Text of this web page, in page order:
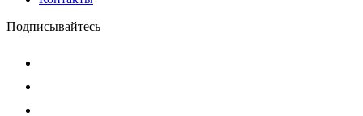
Подписывайтесь